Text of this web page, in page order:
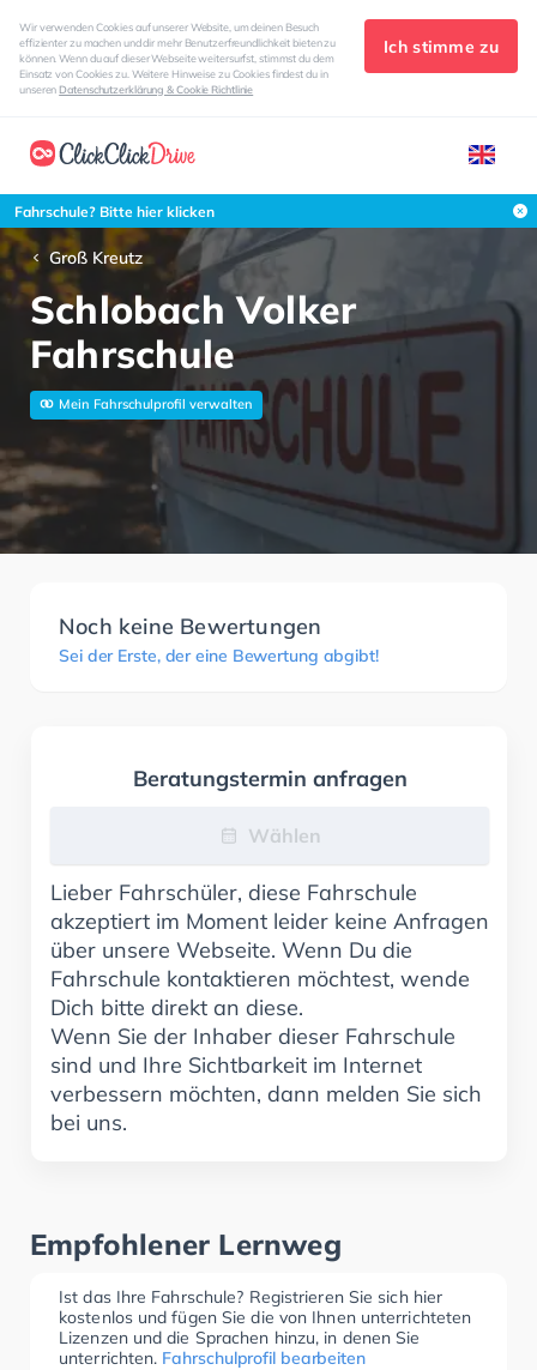
Wir verwenden Cookies auf unserer Website, um deinen Besuch
effizienter zu machen und dir mehr Benutzerfreundlichkeit bieten zu
können. Wenn du auf dieser Webseite weitersurfst, stimmst du dem
Einsatz von Cookies zu. Weitere Hinweise zu Cookies findest du in
unserenDatenschutzerklärung & Cookie Richtlinie
Ich stimme zu
Fahrschule? Bitte hier klicken
Groß Kreutz
Schlobach Volker
Fahrschule
Mein Fahrschulprofil verwalten
Noch keine Bewertungen
Sei der Erste, der eine Bewertung abgibt!
Beratungstermin anfragen
Wählen
Lieber Fahrschüler, diese Fahrschule
akzeptiert im Moment leider keine Anfragen
über unsere Webseite. Wenn Du die
Fahrschule kontaktieren möchtest, wende
Dich bitte direkt an diese.
Wenn Sie der Inhaber dieser Fahrschule
sind und Ihre Sichtbarkeit im Internet
verbessern möchten, dann melden Sie sich
bei uns.
Empfohlener Lernweg
Ist das Ihre Fahrschule? Registrieren Sie sich hier
kostenlos und fügen Sie die von Ihnen unterrichteten
Lizenzen und die Sprachen hinzu, in denen Sie
unterrichten. Fahrschulprofil bearbeiten